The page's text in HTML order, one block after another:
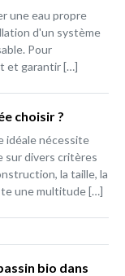
une eau propre
d'un système
Pour
et garantir […]
choisir ?
idéale nécessite
sur divers critères
la taille, la
une multitude […]
bio dans